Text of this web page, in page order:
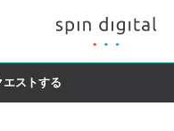
ストする